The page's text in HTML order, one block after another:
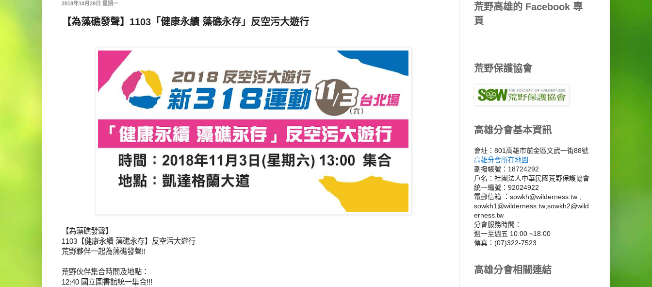
2018年10月29日 星期一
【為藻礁發聲】1103「健康永續 藻礁永存」反空污大遊行
【為藻礁發聲】
1103【健康永續 藻礁永存】反空污大遊行
荒野夥伴一起為藻礁發聲!!
荒野伙伴集合時間及地點：
12:40 國立圖書館統一集合!!!
荒野高雄的 Facebook 專
頁
荒野保護協會
高雄分會基本資訊
會址：801高雄市前金區文武一街88號
高雄分會所在地圖
劃撥帳號：18724292
戶名：社團法人中華民國荒野保護協會
統一編號：92024922
電郵信箱 ：sowkh@wilderness.tw ;
sowkh1@wilderness.tw;sowkh2@wild
erness.tw
分會服務時間：
週一至週五 10:00 ~18:00
傳真：(07)322-7523
高雄分會相關連結